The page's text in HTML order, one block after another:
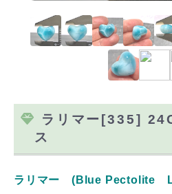
ラリマー[335]
ス
ラリマー (Blue Pectolite